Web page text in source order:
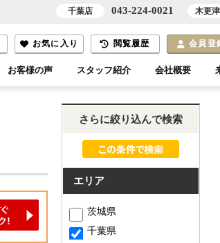
お気に入り 閲覧履歴 会員登
お客様の声 スタッフ紹介 会社概要
さらに絞り込んで検索
エリア
茨城県
千葉県
千葉店 043-224-0021 木更